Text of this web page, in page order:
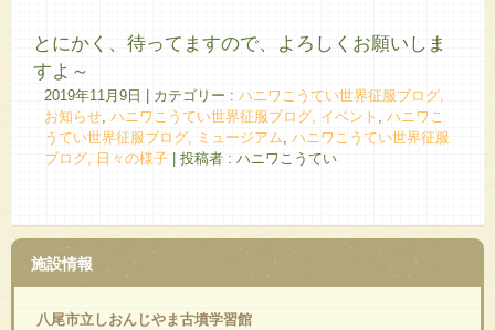
とにかく、待ってますので、よろしくお願いしま
すよ～
2019年11月9日 カテゴリー : ハニワこうてい世界征服ブログ,
お知らせ, ハニワこうてい世界征服ブログ, イベント , ハニワこ
うてい世界征服ブログ, ミュージアム, ハニワこうてい世界征服
ブログ, 日々の様子
投稿者 : ハニワこうてい
施設情報
八尾市立しおんじやま古墳学習館